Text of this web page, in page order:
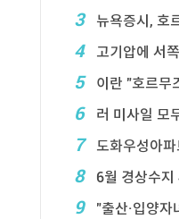
3 뉴욕증시, 호르무
4 고기압에 서쪽 폭
5 이란 "호르무
6 러 미사일 모두
7 도화우성아파트
8 6월 경상수지
9 "출산·입양